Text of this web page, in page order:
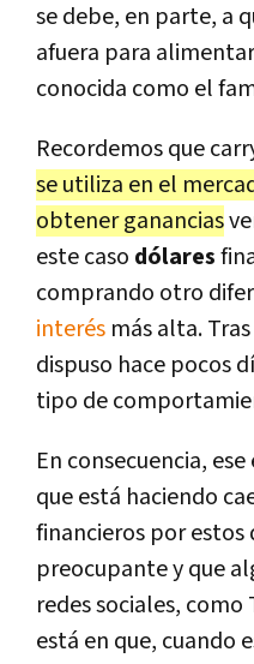
se debe, en parte, a
afuera para
conocida como el
Recordemos que
se utiliza en el
obtener ganancias
este caso dólares
comprando otro
interés más alta.
dispuso hace pocos
tipo de
En consecuencia,
que está haciendo
financieros por estos
preocupante y que
redes sociales,
está en que, cuando